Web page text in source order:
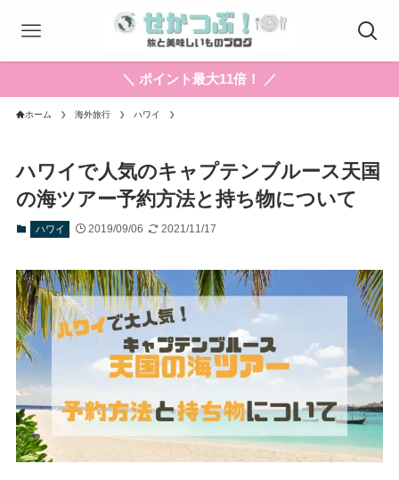
＼ ポイント最大11倍！ ／
ホーム 海外旅行 ハワイ
ハワイで人気のキャプテンブルース天国
の海ツアー予約方法と持ち物について
ハワイ 2019/09/06 2021/11/17